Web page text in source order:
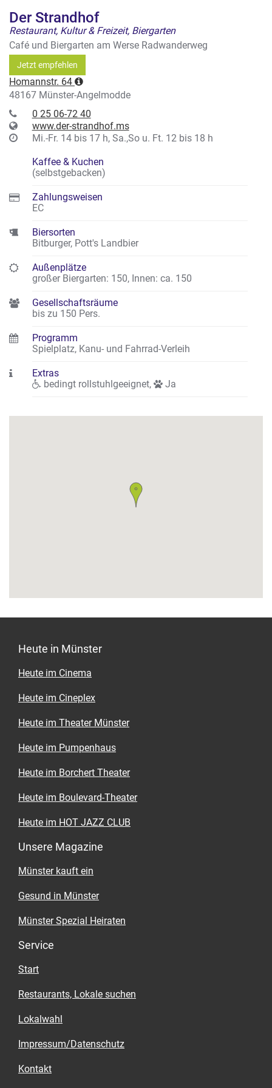
Der Strandhof
Restaurant, Kultur & Freizeit, Biergarten
Café und Biergarten am Werse Radwanderweg
Jetzt empfehlen
Homannstr. 64
48167 Münster-Angelmodde
0 25 06-72 40
www.der-strandhof.ms
Mi.-Fr. 14 bis 17 h, Sa.,So u. Ft. 12 bis 18 h
Kaffee & Kuchen
(selbstgebacken)
Zahlungsweisen
EC
Biersorten
Bitburger, Pott's Landbier
Außenplätze
großer Biergarten: 150, Innen: ca. 150
Gesellschaftsräume
bis zu 150 Pers.
Programm
Spielplatz, Kanu- und Fahrrad-Verleih
Extras
bedingt rollstuhlgeeignet, Ja
Heute in Münster
Heute im Cinema
Heute im Cineplex
Heute im Theater Münster
Heute im Pumpenhaus
Heute im Borchert Theater
Heute im Boulevard-Theater
Heute im HOT JAZZ CLUB
Unsere Magazine
Münster kauft ein
Gesund in Münster
Münster Spezial Heiraten
Service
Start
Restaurants, Lokale suchen
Lokalwahl
Impressum/Datenschutz
Kontakt